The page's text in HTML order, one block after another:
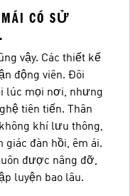
CÓ SỬ
vậy. Các thiết kế
động viên. Đôi
lúc mọi nơi, nhưng
tiên tiến. Thân
khí lưu thông,
giác đàn hồi, êm ái.
được nâng đỡ,
luyện bao lâu.